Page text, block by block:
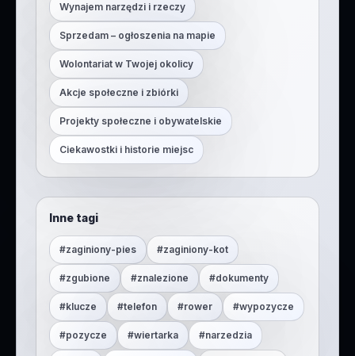
Wynajem narzędzi i rzeczy
Sprzedam – ogłoszenia na mapie
Wolontariat w Twojej okolicy
Akcje społeczne i zbiórki
Projekty społeczne i obywatelskie
Ciekawostki i historie miejsc
Inne tagi
#zaginiony-pies #zaginiony-kot
#zgubione #znalezione #dokumenty
#klucze #telefon #rower #wypozycze
#pozycze #wiertarka #narzedzia